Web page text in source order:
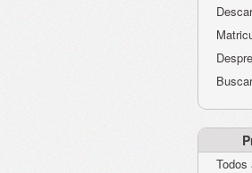
Buscar
Todos